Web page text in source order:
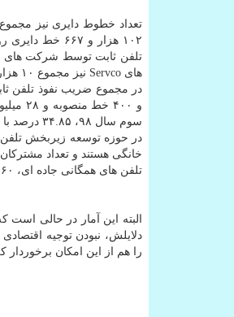
های Servco نیز مجموع ۱۰ هزار و ۹۶۱ خط تلفن ثابت دارند.
سوم سال ۹۸، ۳۴.۸۵ درصد با مجموع ۳۸ میلیون و ۵۶۴ هزار و ۷۹۴ خط منصوبه بوده است.
تلفن های همگانی جاده ای، ۲۱۶۰ عدد است. درصد میزان موفقیت در برقراری مکالمات (ASR) نیز ۵۱.۸ است.
البته این آمار در حالی است
دلایلش، نبودن توجیه
را هم از این امکان برخوردار